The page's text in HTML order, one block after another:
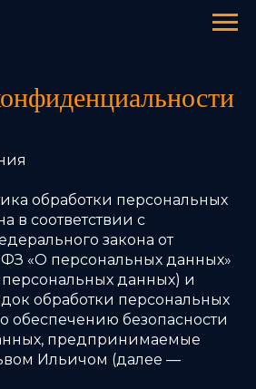
обработки персональных
в соответствии с
закона от
«О персональных данных»
данных) и
обработки персональных
обеспечению безопасности
предпринимаемые
Ильичом (далее —